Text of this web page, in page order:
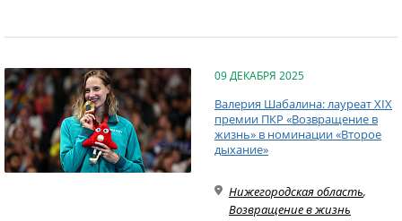
09 ДЕКАБРЯ 2025
Валерия Шабалина: лауреат XIX
премии ПКР «Возвращение в
жизнь» в номинации «Второе
дыхание»
Нижегородская область,
Возвращение в жизнь